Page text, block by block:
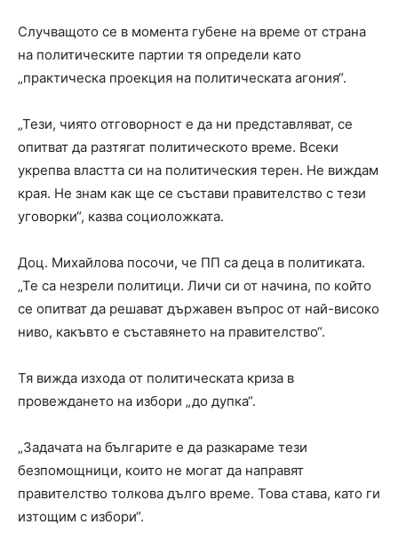
Случващото се в момента губене на време от страна
на политическите партии тя определи като
„практическа проекция на политическата агония“.
„Тези, чиято отговорност е да ни представляват, се
опитват да разтягат политическото време. Всеки
укрепва властта си на политическия терен. Не виждам
края. Не знам как ще се състави правителство с тези
уговорки“, казва социоложката.
Доц. Михайлова посочи, че ПП са деца в политиката.
„Те са незрели политици. Личи си от начина, по който
се опитват да решават държавен въпрос от най-високо
ниво, какъвто е съставянето на правителство“.
Тя вижда изхода от политическата криза в
провеждането на избори „до дупка“.
„Задачата на българите е да разкараме тези
безпомощници, които не могат да направят
правителство толкова дълго време. Това става, като ги
изтощим с избори“.